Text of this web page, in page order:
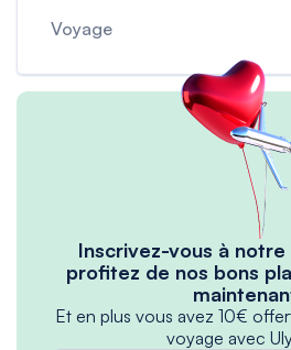
Voyage
Inscrivez-vous à
profitez de nos bons
Et en plus vous avez 10€
voyage avec